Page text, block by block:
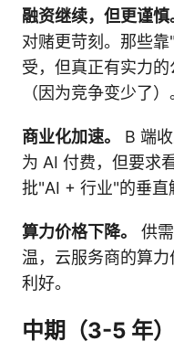
融资继续，但更谨慎
对赌更苛刻。那些
受，但真正有实力
（因为竞争变少了）
商业化加速。
B 端
为 AI 付费，但要求
批"AI + 行业"的垂直
算力价格下降。
供
温，云服务商的算
利好。
中期（3-5 年）